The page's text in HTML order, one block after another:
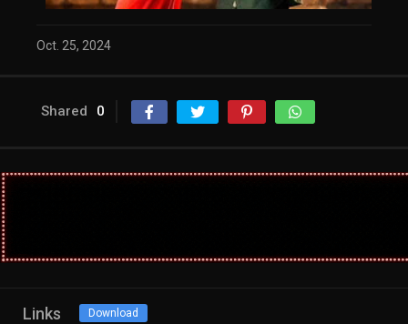
Oct. 25, 2024
Shared 0
Links Download